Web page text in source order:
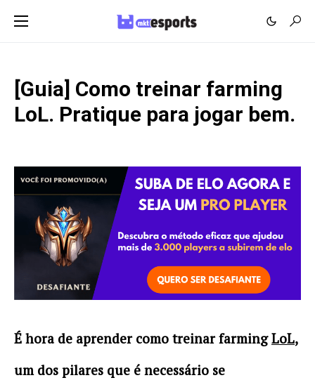
[Guia] Como treinar farming
LoL. Pratique para jogar bem.
É hora de aprender como treinar farmingLoL,
um dos pilares que é necessário se